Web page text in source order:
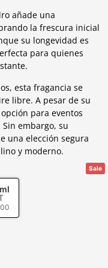
añade una
la frescura inicial
su longevidad es
para quienes
esta fragancia se
libre. A pesar de su
para eventos
embargo, su
una elección segura
y moderno.
Sale